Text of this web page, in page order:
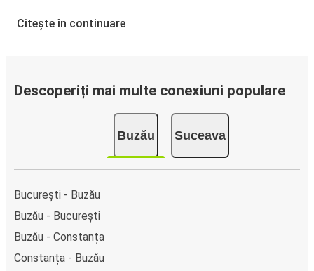
Rezervarea unui bilet pentru autocarele FlixBus este
Suceava, poți alege între diferite metode sigure de plată
sau la unul din punctele de vânzare.
Citește în continuare
Descoperiți mai multe conexiuni populare
Buzău Suceava
București - Buzău
Buzău - București
Buzău - Constanța
Constanța - Buzău